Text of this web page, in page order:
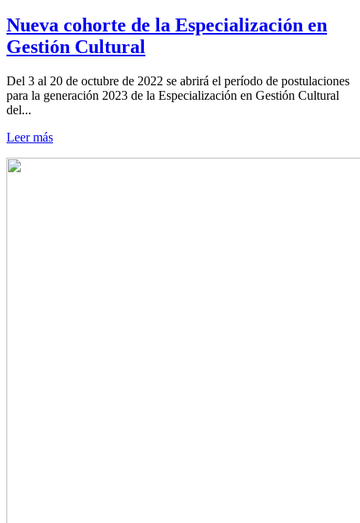
Nueva cohorte de la Especialización en
Gestión Cultural
Del 3 al 20 de octubre de 2022 se abrirá el período de postulaciones
para la generación 2023 de la Especialización en Gestión Cultural
del...
Leer más